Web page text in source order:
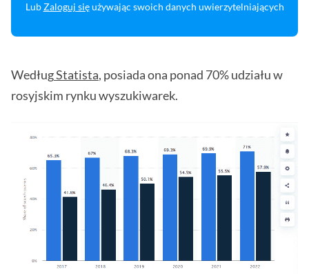
LubZaloguj sięużywając swoich danych uwierzytelniających
WedługStatista, posiada ona ponad 70% udziału w
rosyjskim rynku wyszukiwarek.